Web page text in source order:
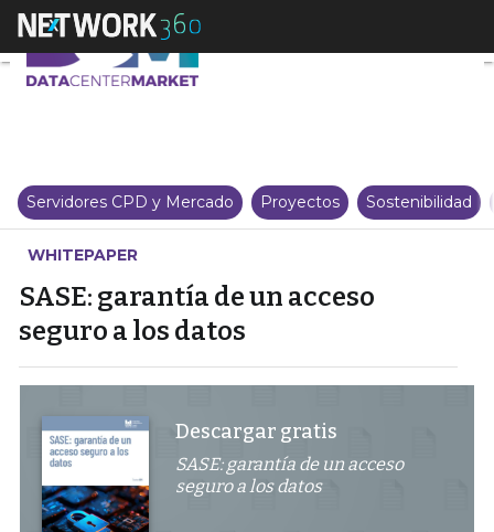
SASE: garantía de un acceso
Servidores CPD y Mercado Proyectos Sostenibilidad
WHITEPAPER
SASE: garantía de un acceso
seguro a los datos
Descargar gratis
SASE: garantía de un acceso
seguro a los datos